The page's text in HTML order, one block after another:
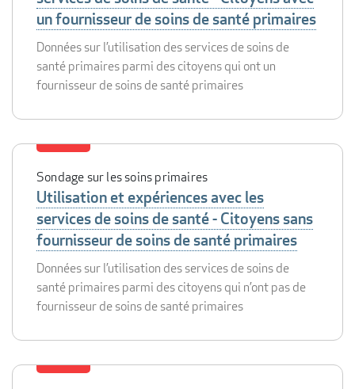
un fournisseur de soins de santé primaires
Données sur l’utilisation des services de soins de
santé primaires parmi des citoyens qui ont un
fournisseur de soins de santé primaires
Sondage sur les soins primaires
Utilisation et expériences avec les
services de soins de santé - Citoyens sans
fournisseur de soins de santé primaires
Données sur l’utilisation des services de soins de
santé primaires parmi des citoyens qui n’ont pas de
fournisseur de soins de santé primaires